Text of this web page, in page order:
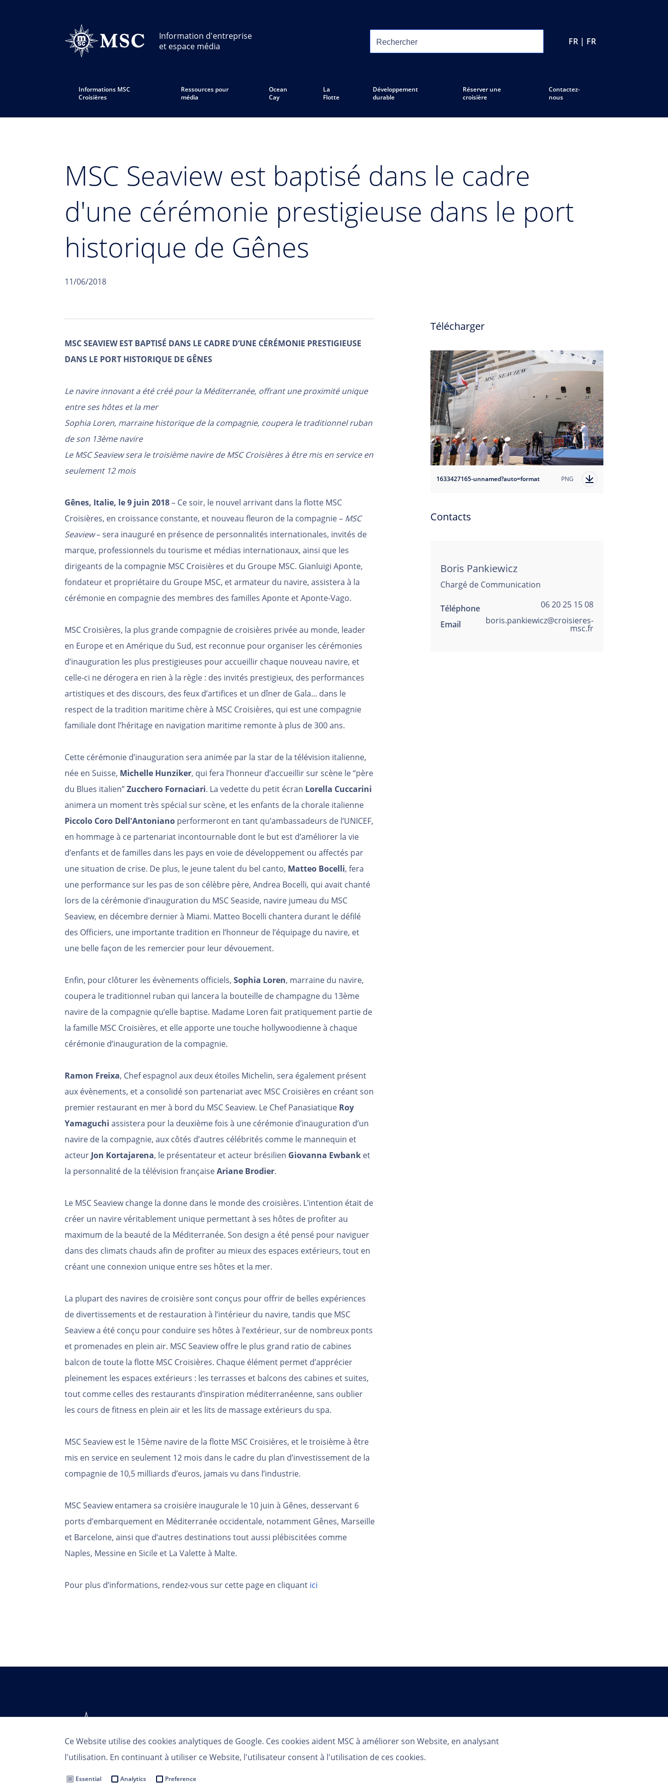
Ce Website utilise des cookies analytiques de Google. Ces cookies aident MSC à améliorer son Website, en analysant
l'utilisation. En continuant à utiliser ce Website, l'utilisateur consent à l'utilisation de ces cookies.
Essential Analytics Preference
Information d'entreprise
et espace média
FR | FR
Informations MSC
Croisières
Ressources pour
média
Ocean
Cay
La
Flotte
Développement
durable
Réserver une
croisière
Contactez-
nous
MSC Seaview est baptisé dans le cadre
d'une cérémonie prestigieuse dans le port
historique de Gênes
11/06/2018
MSC SEAVIEW EST BAPTISÉ DANS LE CADRE D’UNE CÉRÉMONIE PRESTIGIEUSE
DANS LE PORT HISTORIQUE DE GÊNES
Le navire innovant a été créé pour la Méditerranée, offrant une proximité unique
entre ses hôtes et la mer
Sophia Loren, marraine historique de la compagnie, coupera le traditionnel ruban
de son 13ème navire
Le MSC Seaview sera le troisième navire de MSC Croisières à être mis en service en
seulement 12 mois
Gênes, Italie, le 9 juin 2018– Ce soir, le nouvel arrivant dans la flotte MSC
Croisières, en croissance constante, et nouveau fleuron de la compagnie – MSC
Seaview– sera inauguré en présence de personnalités internationales, invités de
marque, professionnels du tourisme et médias internationaux, ainsi que les
dirigeants de la compagnie MSC Croisières et du Groupe MSC. Gianluigi Aponte,
fondateur et propriétaire du Groupe MSC, et armateur du navire, assistera à la
cérémonie en compagnie des membres des familles Aponte et Aponte-Vago.
MSC Croisières, la plus grande compagnie de croisières privée au monde, leader
en Europe et en Amérique du Sud, est reconnue pour organiser les cérémonies
d’inauguration les plus prestigieuses pour accueillir chaque nouveau navire, et
celle-ci ne dérogera en rien à la règle : des invités prestigieux, des performances
artistiques et des discours, des feux d’artifices et un dîner de Gala... dans le
respect de la tradition maritime chère à MSC Croisières, qui est une compagnie
familiale dont l’héritage en navigation maritime remonte à plus de 300 ans.
Cette cérémonie d’inauguration sera animée par la star de la télévision italienne,
née en Suisse, Michelle Hunziker, qui fera l’honneur d’accueillir sur scène le “père
du Blues italien”Zucchero Fornaciari. La vedette du petit écran Lorella Cuccarini
animera un moment très spécial sur scène, et les enfants de la chorale italienne
Piccolo Coro Dell'Antoniano performeront en tant qu’ambassadeurs de l’UNICEF,
en hommage à ce partenariat incontournable dont le but est d’améliorer la vie
d’enfants et de familles dans les pays en voie de développement ou affectés par
une situation de crise. De plus, le jeune talent du bel canto, Matteo Bocelli, fera
une performance sur les pas de son célèbre père, Andrea Bocelli, qui avait chanté
lors de la cérémonie d’inauguration du MSC Seaside, navire jumeau du MSC
Seaview, en décembre dernier à Miami. Matteo Bocelli chantera durant le défilé
des Officiers, une importante tradition en l’honneur de l’équipage du navire, et
une belle façon de les remercier pour leur dévouement.
Enfin, pour clôturer les évènements officiels, Sophia Loren, marraine du navire,
coupera le traditionnel ruban qui lancera la bouteille de champagne du 13ème
navire de la compagnie qu’elle baptise. Madame Loren fait pratiquement partie de
la famille MSC Croisières, et elle apporte une touche hollywoodienne à chaque
cérémonie d’inauguration de la compagnie.
Ramon Freixa, Chef espagnol aux deux étoiles Michelin, sera également présent
aux évènements, et a consolidé son partenariat avec MSC Croisières en créant son
premier restaurant en mer à bord du MSC Seaview. Le Chef Panasiatique Roy
Yamaguchi assistera pour la deuxième fois à une cérémonie d’inauguration d’un
navire de la compagnie, aux côtés d’autres célébrités comme le mannequin et
acteur Jon Kortajarena, le présentateur et acteur brésilien Giovanna Ewbank et
la personnalité de la télévision françaiseAriane Brodier.
Le MSC Seaview change la donne dans le monde des croisières. L’intention était de
créer un navire véritablement unique permettant à ses hôtes de profiter au
maximum de la beauté de la Méditerranée. Son design a été pensé pour naviguer
dans des climats chauds afin de profiter au mieux des espaces extérieurs, tout en
créant une connexion unique entre ses hôtes et la mer.
La plupart des navires de croisière sont conçus pour offrir de belles expériences
de divertissements et de restauration à l’intérieur du navire, tandis que MSC
Seaview a été conçu pour conduire ses hôtes à l’extérieur, sur de nombreux ponts
et promenades en plein air. MSC Seaview offre le plus grand ratio de cabines
balcon de toute la flotte MSC Croisières. Chaque élément permet d’apprécier
pleinement les espaces extérieurs : les terrasses et balcons des cabines et suites,
tout comme celles des restaurants d’inspiration méditerranéenne, sans oublier
les cours de fitness en plein air et les lits de massage extérieurs du spa.
MSC Seaview est le 15ème navire de la flotte MSC Croisières, et le troisième à être
mis en service en seulement 12 mois dans le cadre du plan d’investissement de la
compagnie de 10,5 milliards d’euros, jamais vu dans l’industrie.
MSC Seaview entamera sa croisière inaugurale le 10 juin à Gênes, desservant 6
ports d’embarquement en Méditerranée occidentale, notamment Gênes, Marseille
et Barcelone, ainsi que d’autres destinations tout aussi plébiscitées comme
Naples, Messine en Sicile et La Valette à Malte.
Pour plus d’informations, rendez-vous sur cette page en cliquant ici
Télécharger
1633427165-unnamed?auto=format PNG
Contacts
Boris Pankiewicz
Chargé de Communication
Téléphone
06 20 25 15 08
Email
boris.pankiewicz@croisieres-
msc.fr
Suivez-nous